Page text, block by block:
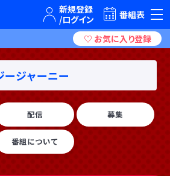
めくときを。
ループキャラクター『ワクティ』
番組表
ージャーニー
配信 募集
番組について